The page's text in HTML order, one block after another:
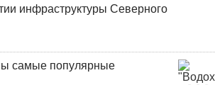
инфраструктуры Северного
самые популярные